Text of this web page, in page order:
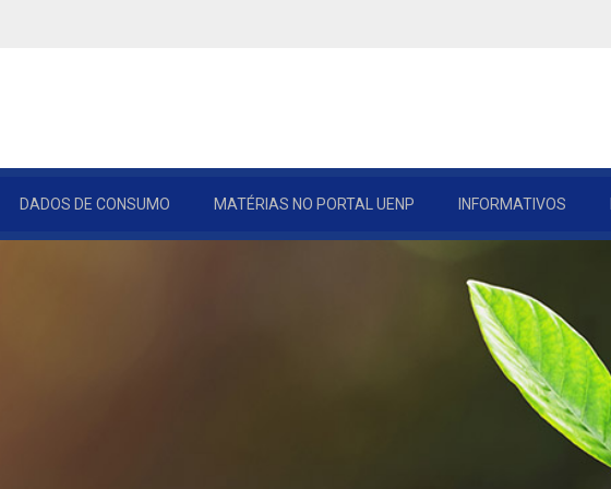
DADOS DE CONSUMO MATÉRIAS NO PORTAL UENP INFORMATIVOS